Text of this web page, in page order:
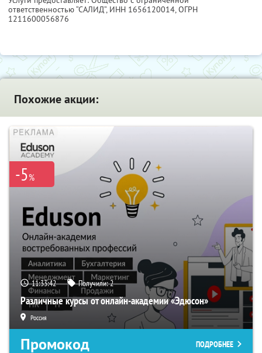
ответственностью “САЛИД”, ИНН 1656120014, ОГРН
1211600056876
Похожие акции:
-5%
11:33:41 Получили:2
Различные курсы от онлайн-академии «Эдюсон»
Россия
Промокод ПОДРОБНЕЕ